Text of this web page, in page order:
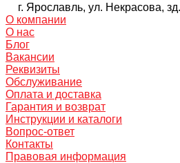
г. Ярославль, ул. Некрасова,
О компании
О нас
Блог
Вакансии
Реквизиты
Обслуживание
Оплата и доставка
Гарантия и возврат
Инструкции и каталоги
Вопрос-ответ
Контакты
Правовая информация